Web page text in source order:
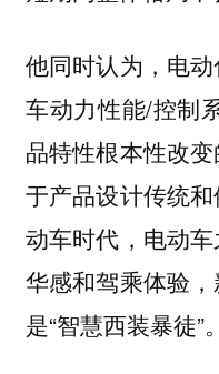
他同时认为，电
车动力性能/控制
品特性根本性改
于产品设计传统
动车时代，电动
华感和驾乘体验
是“智慧西装暴徒”。